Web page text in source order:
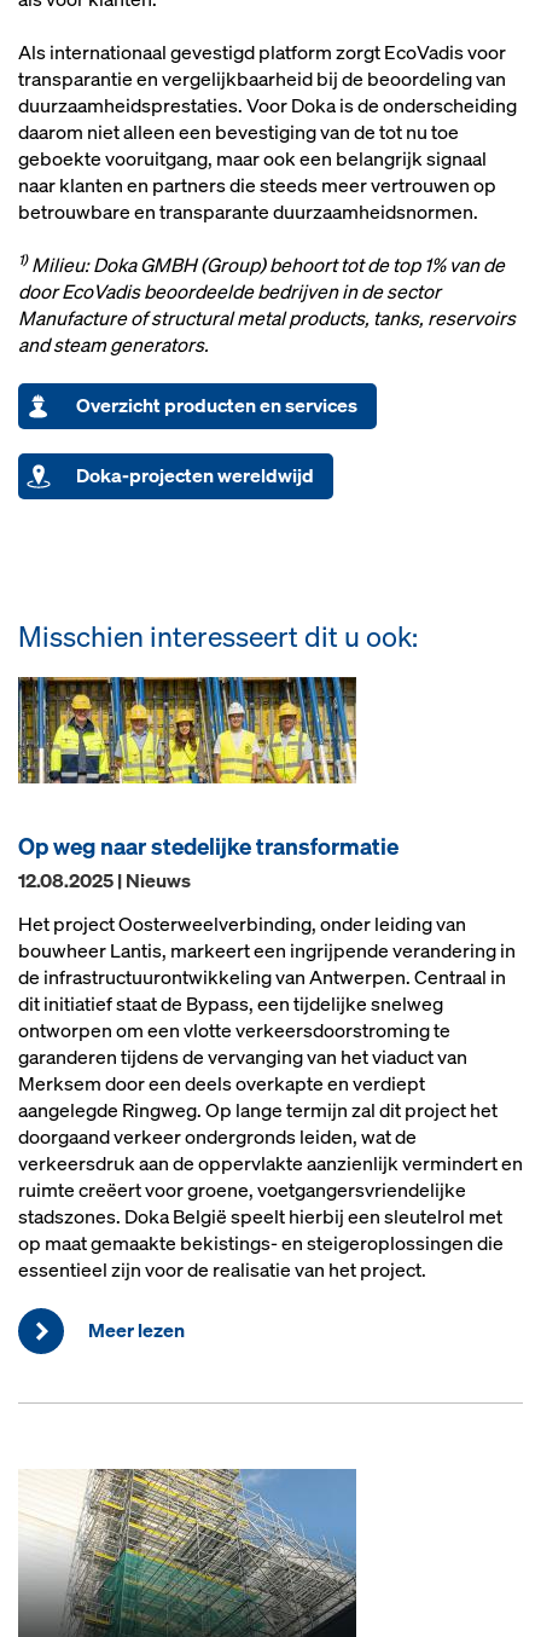
Als internationaal gevestigd platform zorgt EcoVadis voor
transparantie en vergelijkbaarheid bij de beoordeling van
duurzaamheidsprestaties. Voor Doka is de onderscheiding
daarom niet alleen een bevestiging van de tot nu toe
geboekte vooruitgang, maar ook een belangrijk signaal
naar klanten en partners die steeds meer vertrouwen op
betrouwbare en transparante duurzaamheidsnormen.
1)Milieu: Doka GMBH (Group) behoort tot de top 1% van de
door EcoVadis beoordeelde bedrijven in de sector
Manufacture of structural metal products, tanks, reservoirs
and steam generators.
Overzicht producten en services
Doka-projecten wereldwijd
Misschien interesseert dit u ook:
Op weg naar stedelijke transformatie
12.08.2025 | Nieuws
Het project Oosterweelverbinding, onder leiding van
bouwheer Lantis, markeert een ingrijpende verandering in
de infrastructuurontwikkeling van Antwerpen. Centraal in
dit initiatief staat de Bypass, een tijdelijke snelweg
ontworpen om een vlotte verkeersdoorstroming te
garanderen tijdens de vervanging van het viaduct van
Merksem door een deels overkapte en verdiept
aangelegde Ringweg. Op lange termijn zal dit project het
doorgaand verkeer ondergronds leiden, wat de
verkeersdruk aan de oppervlakte aanzienlijk vermindert en
ruimte creëert voor groene, voetgangersvriendelijke
stadszones. Doka België speelt hierbij een sleutelrol met
op maat gemaakte bekistings- en steigeroplossingen die
essentieel zijn voor de realisatie van het project.
Meer lezen